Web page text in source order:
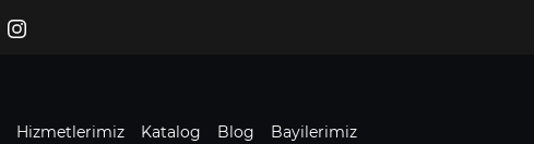
Hizmetlerimiz Katalog Blog Bayilerimiz